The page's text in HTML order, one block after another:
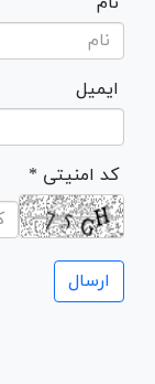
ایمیل
* کد امنیتی